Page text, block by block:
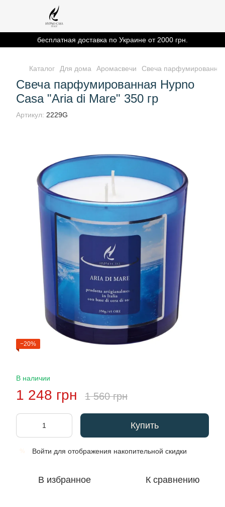
бесплатная доставка по Украине от 2000 грн.
Каталог Для дома Аромасвечи Свеча
Свеча парфумированная Hypno
Casa "Aria di Mare" 350 гр
Артикул: 2229G
−20%
В наличии
1 248 грн 1 560 грн
Купить
Войти для отображения накопительной скидки
В избранное К сравнению